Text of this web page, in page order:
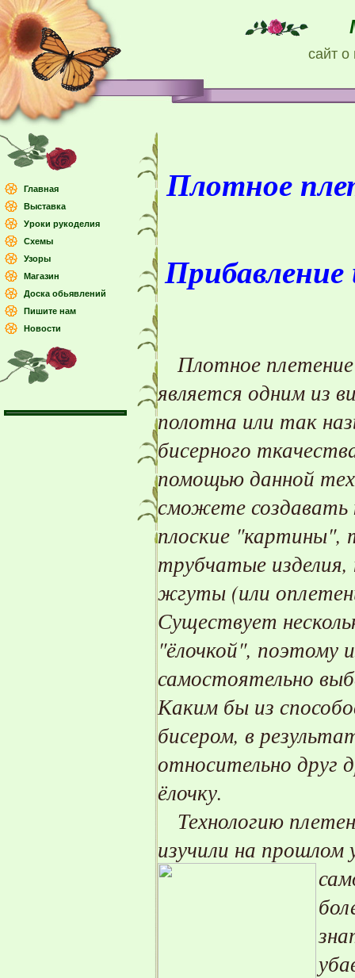
сайт о
Главная
Выставка
Уроки рукоделия
Схемы
Узоры
Магазин
Доска обьявлений
Пишите нам
Новости
Плотное
Прибавление
Плотное
является одним из
полотна или так
бисерного
помощью данной
сможете создавать
плоские "картины",
трубчатые изделия,
жгуты (или
Существует
"ёлочкой", поэтому
самостоятельно
Каким бы из
бисером, в
относительно друг
ёлочку.
Технологию
изучили на